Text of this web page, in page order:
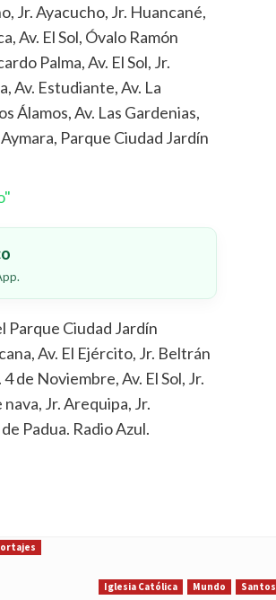
Jr. Ayacucho, Jr. Huancané,
Av. El Sol, Óvalo Ramón
Palma, Av. El Sol, Jr.
Av. Estudiante, Av. La
Álamos, Av. Las Gardenias,
Parque Ciudad Jardín
Parque Ciudad Jardín
Av. El Ejército, Jr. Beltrán
de Noviembre, Av. El Sol, Jr.
Jr. Arequipa, Jr.
Padua. Radio Azul.
Iglesia Católica Mundo Santos